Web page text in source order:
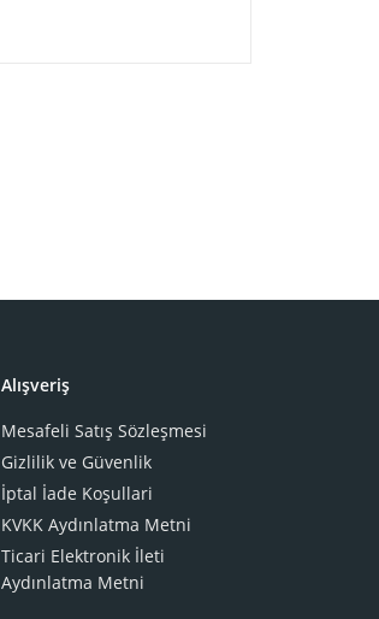
Alışveriş
Mesafeli Satış Sözleşmesi
Gizlilik ve Güvenlik
İptal İade Koşullari
KVKK Aydınlatma Metni
Ticari Elektronik İleti
Aydınlatma Metni